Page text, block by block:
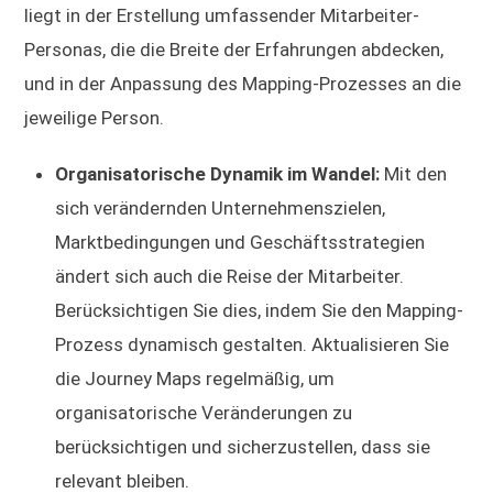
liegt in der Erstellung umfassender Mitarbeiter-
Personas, die die Breite der Erfahrungen abdecken,
und in der Anpassung des Mapping-Prozesses an die
jeweilige Person.
Organisatorische Dynamik im Wandel: Mit den
sich verändernden Unternehmenszielen,
Marktbedingungen und Geschäftsstrategien
ändert sich auch die Reise der Mitarbeiter.
Berücksichtigen Sie dies, indem Sie den Mapping-
Prozess dynamisch gestalten. Aktualisieren Sie
die Journey Maps regelmäßig, um
organisatorische Veränderungen zu
berücksichtigen und sicherzustellen, dass sie
relevant bleiben.